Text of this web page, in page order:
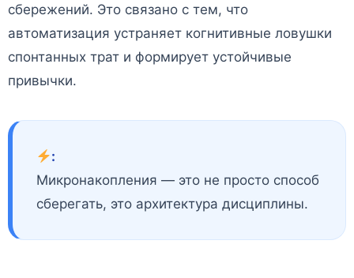
сбережений. Это связано с тем, что
автоматизация устраняет когнитивные ловушки
спонтанных трат и формирует устойчивые
привычки.
:
Микронакопления — это не просто способ
сберегать, это архитектура дисциплины.